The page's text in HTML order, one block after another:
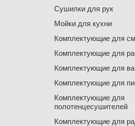
Сушилки для рук
Мойки для кухни
Комплектующие для
Комплектующие для
Комплектующие для
Комплектующие для
Комплектующие для
полотенцесушителей
Комплектующие для